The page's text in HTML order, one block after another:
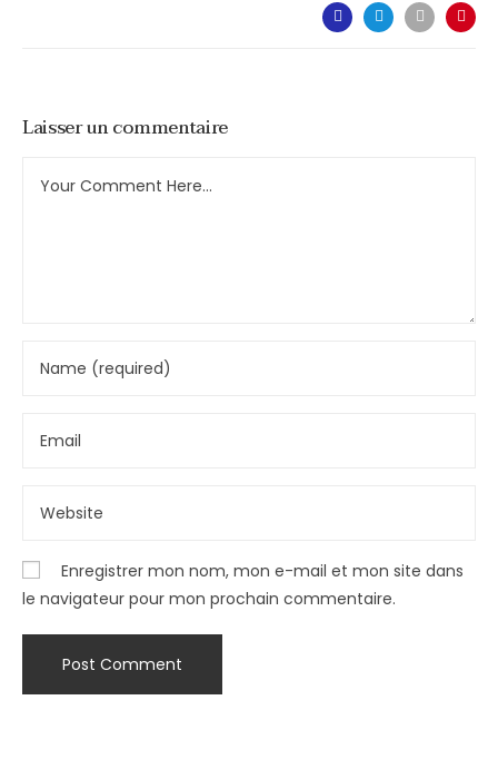
Laisser un commentaire
Enregistrer mon nom, mon e-mail et mon site dans
le navigateur pour mon prochain commentaire.